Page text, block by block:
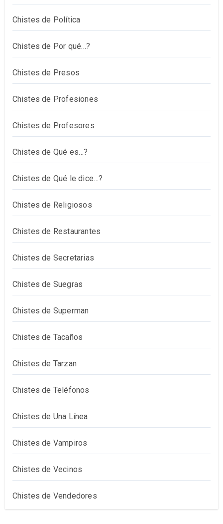
Chistes de Política
Chistes de Por qué…?
Chistes de Presos
Chistes de Profesiones
Chistes de Profesores
Chistes de Qué es…?
Chistes de Qué le dice…?
Chistes de Religiosos
Chistes de Restaurantes
Chistes de Secretarias
Chistes de Suegras
Chistes de Superman
Chistes de Tacaños
Chistes de Tarzan
Chistes de Teléfonos
Chistes de Una Línea
Chistes de Vampiros
Chistes de Vecinos
Chistes de Vendedores